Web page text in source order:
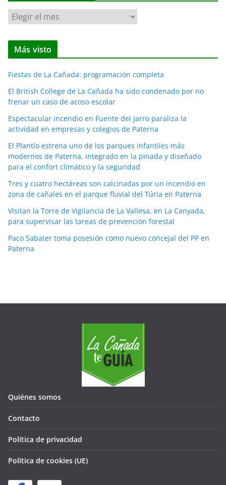
N
o
t
i
a
s
p
o
r
m
e
s
e
Más visto
Fiestas de La Cañada: programación completa
El British College de La Cañada ha sido condenado por no
frenar un caso de acoso escolar
Espectacular incendio en Fuente del Jarro paraliza la
actividad en empresas y colegios de Paterna
El Plantío estrena uno de los parques infantiles más
modernos de Paterna, integrado en la pinada y diseñado
para el confort climático y la seguridad
Tres y cuatro hectáreas son calcinadas por un incendio en
zona de cañales en el parque fluvial del Túria en Paterna
Visitan la Torre de Vigilancia de La Vallesa, en La Canyada,
para supervisar las tareas de prevención forestal
Paco Sabater toma posesión como nuevo concejal del PP en
Paterna
Quiénes somos
Contacto
Política de privacidad
Política de cookies (UE)